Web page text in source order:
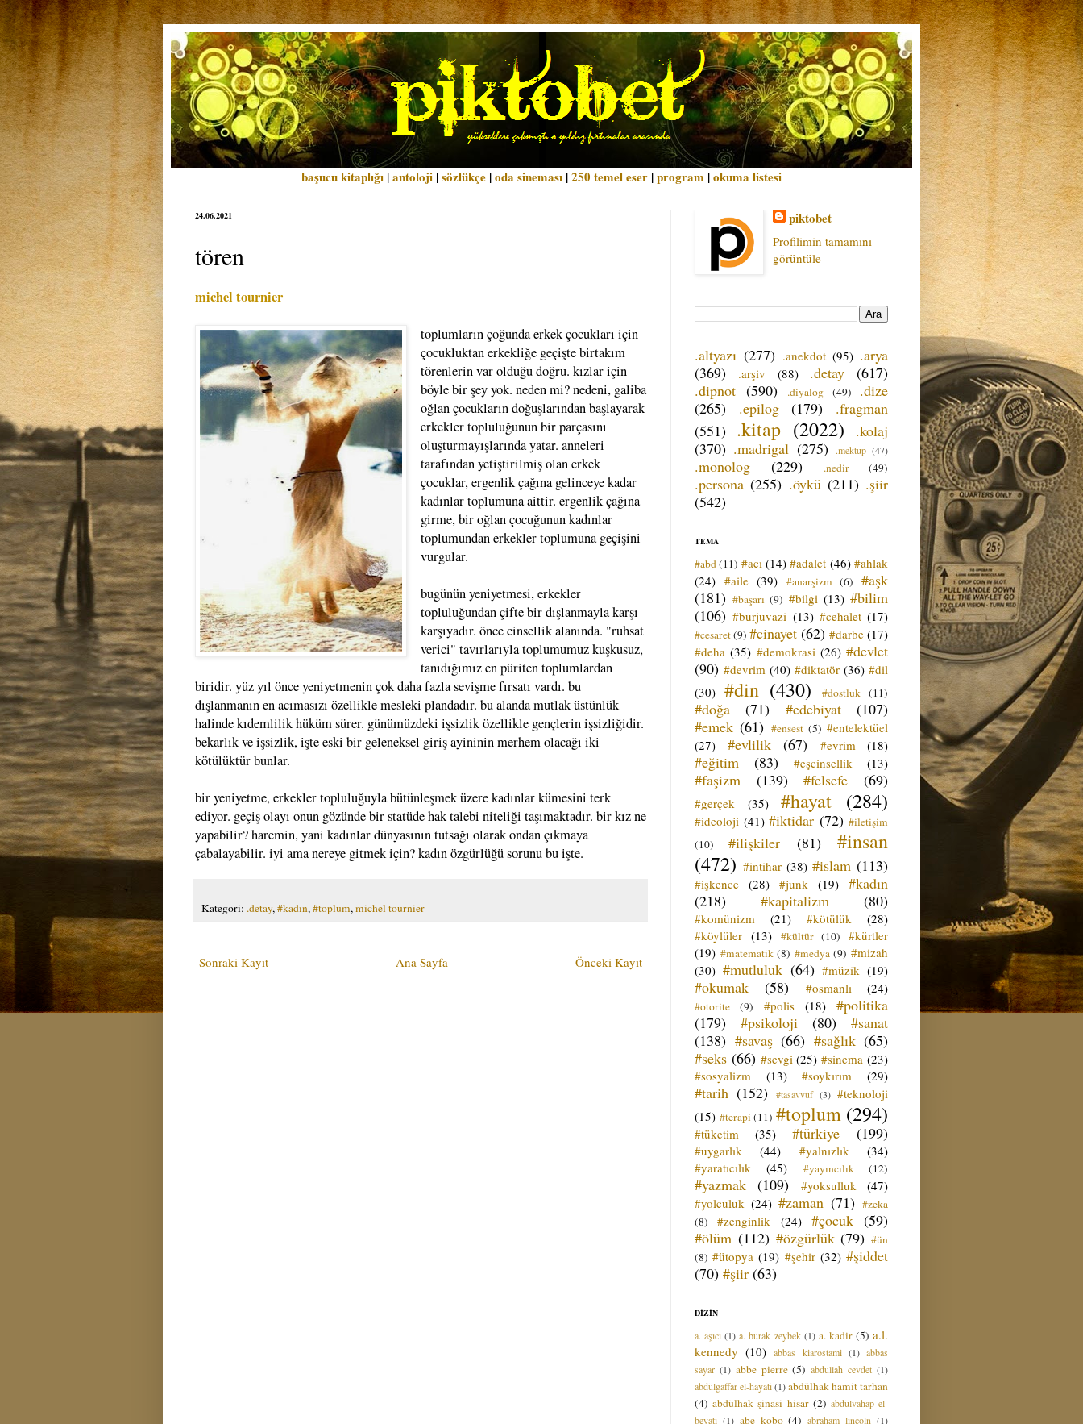
başucu kitaplığı |antoloji |sözlükçe |oda sineması |250 temel eser |program |okuma listesi
24.06.2021
tören
michel tournier
toplumların çoğunda erkek çocukları için
çocukluktan erkekliğe geçişte birtakım
törenlerin var olduğu doğru. kızlar için
böyle bir şey yok. neden mi? nedeni, galiba
oğlan çocukların doğuşlarından başlayarak
erkekler topluluğunun bir parçasını
oluşturmayışlarında yatar. anneleri
tarafından yetiştirilmiş olan erkek
çocuklar, ergenlik çağına gelinceye kadar
kadınlar toplumuna aittir. ergenlik çağına
girme, bir oğlan çocuğunun kadınlar
toplumundan erkekler toplumuna geçişini
vurgular.
bugünün yeniyetmesi, erkekler
topluluğundan çifte bir dışlanmayla karşı
karşıyadır. önce cinsellik alanında. "ruhsat
verici" tavırlarıyla toplumumuz kuşkusuz,
tanıdığımız en püriten toplumlardan
biridir. yüz yıl önce yeniyetmenin çok daha fazla sevişme fırsatı vardı. bu
dışlanmanın en acımasızı özellikle mesleki plandadır. bu alanda mutlak üstünlük
halinde kıdemlilik hüküm sürer. günümüzdeki işsizlik özellikle gençlerin işsizliğidir.
bekarlık ve işsizlik, işte eski bir geleneksel giriş ayininin merhem olacağı iki
kötülüktür bunlar.
bir yeniyetme, erkekler topluluğuyla bütünleşmek üzere kadınlar kümesini terk
ediyor. geçiş olayı onun gözünde bir statüde hak talebi niteliği taşımaktadır. bir kız ne
yapabilir? haremin, yani kadınlar dünyasının tutsağı olarak ondan çıkmaya
çabalayabilir. iyi ama nereye gitmek için? kadın özgürlüğü sorunu bu işte.
Kategori: .detay,#kadın,#toplum,michel tournier
Sonraki Kayıt Önceki Kayıt
Ana Sayfa
piktobet
Profilimin tamamını
görüntüle
.altyazı (277) .anekdot (95) .arya
(369)
.arşiv (88) .detay
(617)
.dipnot (590) .diyalog (49)
.dize
(265)
.epilog (179)
.fragman
(551) .kitap (2022)
.kolaj
(370) .madrigal (275) .mektup (47)
.monolog (229) .nedir (49)
.persona (255) .öykü (211) .şiir
(542)
TEMA
#abd (11) #acı (14) #adalet (46) #ahlak
(24) #aile (39) #anarşizm (6)
#aşk
(181) #başarı (9) #bilgi (13) #bilim
(106) #burjuvazi (13) #cehalet (17)
#cesaret(9) #cinayet (62) #darbe (17)
#deha (35) #demokrasi (26) #devlet
(90) #devrim (40) #diktatör (36) #dil
(30) #din (430) #dostluk (11)
#doğa (71) #edebiyat
(107)
#emek (61) #ensest (5) #entelektüel
(27)
#evlilik (67) #evrim (18)
#eğitim (83) #eşcinsellik (13)
#faşizm (139) #felsefe (69)
#gerçek (35) #hayat (284)
#ideoloji (41) #iktidar (72) #iletişim
(10)
#ilişkiler (81)
#insan
(472) #intihar (38) #islam (113)
#işkence (28) #junk (19) #kadın
(218)
#kapitalizm (80)
#komünizm (21) #kötülük
(28)
#köylüler (13) #kültür (10)
#kürtler
(19) #matematik (8) #medya (9) #mizah
(30) #mutluluk (64) #müzik (19)
#okumak (58) #osmanlı (24)
#otorite (9) #polis (18)
#politika
(179)
#psikoloji (80)
#sanat
(138) #savaş (66) #sağlık (65)
#seks (66) #sevgi (25) #sinema (23)
#sosyalizm
(13) #soykırım (29)
#tarih (152) #tasavvuf (3) #teknoloji
(15) #terapi (11) #toplum (294)
#tüketim (35) #türkiye (199)
#uygarlık (44) #yalnızlık
(34)
#yaratıcılık
(45) #yayıncılık (12)
#yazmak (109) #yoksulluk
(47)
#yolculuk (24) #zaman (71) #zeka
(8)
#zenginlik (24) #çocuk (59)
#ölüm (112) #özgürlük (79) #ün
(8) #ütopya (19) #şehir (32) #şiddet
(70) #şiir (63)
DİZİN
a. aşıcı (1) a. burak zeybek (1) a. kadir (5) a.l.
kennedy (10) abbas kiarostami (1) abbas
sayar (1) abbe pierre (5) abdullah cevdet (1)
abdülgaffar el-hayati(1)abdülhak hamit tarhan
(4) abdülhak şinasi hisar (2) abdülvahap el-
beyati (1) abe kobo (4) abraham lincoln (1)